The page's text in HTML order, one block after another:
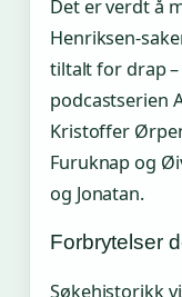
Det er verdt å
Henriksen-
tiltalt for drap
podcastserien
Kristoffer
Furuknap og
og Jonatan.
Forbrytelser
Søkehistorikk